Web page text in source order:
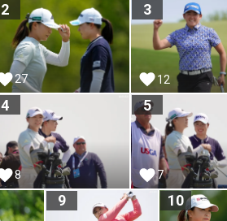
2
27
3
12
4
8
5
7
9 10